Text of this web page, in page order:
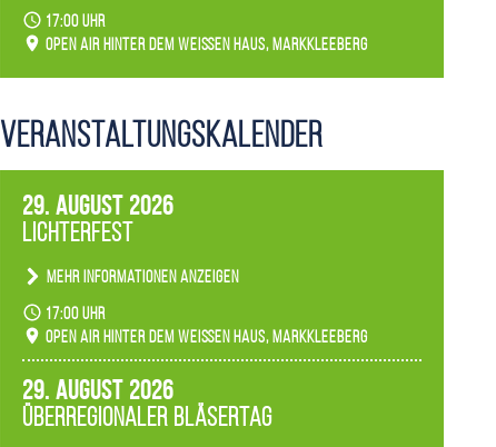
17:00 Uhr
Open Air hinter dem weißen Haus, Markkleeberg
Veranstaltungs­kalender
29. August 2026
Lichterfest
Mehr Informationen anzeigen
Becherlichter, Fackeln und Lichtinstallationen
verwandeln den agra-Park in einen farbigen
Märchenwald, der bei jedem Rundgang einen
Ambiente gibt es ein leuchtendes Konzert
unserer Fachbereiche.
17:00 Uhr
Open Air hinter dem weißen Haus, Markkleeberg
29. August 2026
Überregionaler Bläsertag